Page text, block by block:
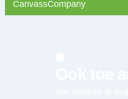
CanvassCompany
Ook toe
We denken